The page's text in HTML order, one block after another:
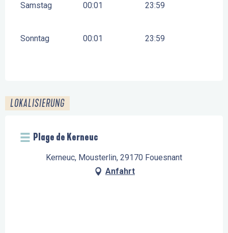
Samstag 00:01 23:59
Sonntag 00:01 23:59
LOKALISIERUNG
Plage de Kerneuc
Kerneuc, Mousterlin, 29170 Fouesnant
Anfahrt